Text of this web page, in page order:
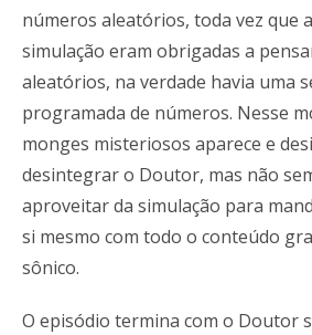
números aleatórios, toda vez que
simulação eram obrigadas a
aleatórios, na verdade havia uma
programada de números. Nesse
monges misteriosos aparece e
desintegrar o Doutor, mas não
aproveitar da simulação para
si mesmo com todo o conteúdo
sônico.
O episódio termina com o Doutor